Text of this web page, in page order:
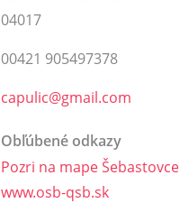
04017
00421 905497378
capulic@gmail.com
Obľúbené odkazy
Pozri na mape Šebastovce
www.osb-qsb.sk